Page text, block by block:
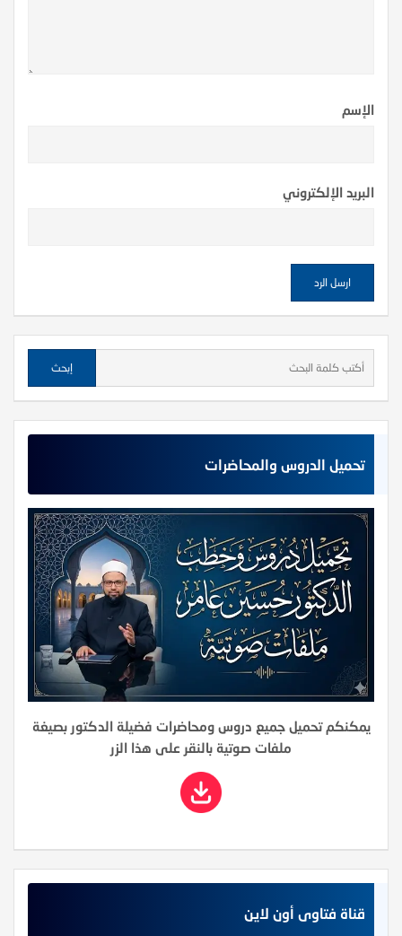
الإسم
البريد الإلكتروني
تحميل الدروس والمحاضرات
يمكنكم تحميل جميع دروس ومحاضرات فضيلة الدكتور بصيغة
ملفات صوتية بالنقر على هذا الزر
قناة فتاوى أون لاين